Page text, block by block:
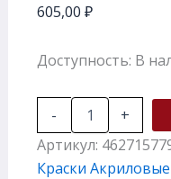
605,00 ₽
Доступность: В
- +
Артикул:
Краски Акриловые